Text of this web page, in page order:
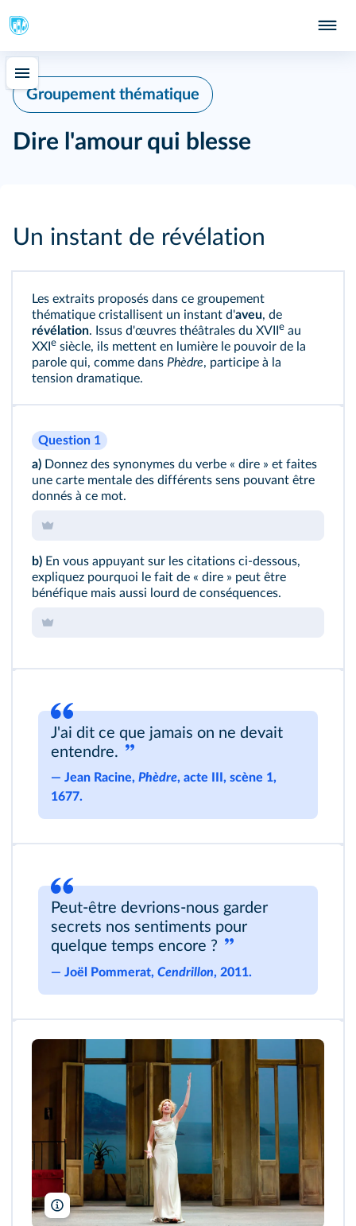
Groupement thématique
Dire l'amour qui blesse
Un instant de révélation
Les extraits proposés dans ce groupement
thématique cristallisent un instant d'aveu, de
révélation. Issus d'œuvres théâtrales du XVII e au
XXI e siècle, ils mettent en lumière le pouvoir de la
parole qui, comme dans Phèdre, participe à la
tension dramatique.
Question 1
a) Donnez des synonymes du verbe « dire » et faites
une carte mentale des différents sens pouvant être
donnés à ce mot.
b) En vous appuyant sur les citations ci-dessous,
expliquez pourquoi le fait de « dire » peut être
bénéfique mais aussi lourd de conséquences.
J'ai dit ce que jamais on ne devait
entendre.
― Jean Racine, Phèdre, acte III, scène 1,
1677.
Peut-être devrions-nous garder
secrets nos sentiments pour
quelque temps encore ?
― Joël Pommerat, Cendrillon, 2011.
Pascal Victor/ArtComPress/Opale.photo